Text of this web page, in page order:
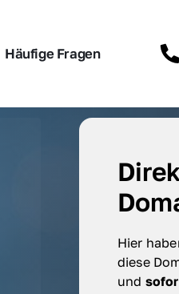
Häufige Fragen
Hier
diese
und